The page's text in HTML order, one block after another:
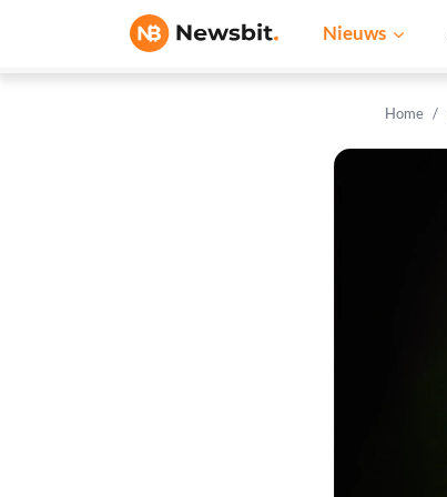
Nieuws
Home